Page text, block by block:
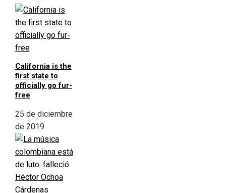
California is the
first state to
officially go fur-
free
25 de diciembre
de 2019